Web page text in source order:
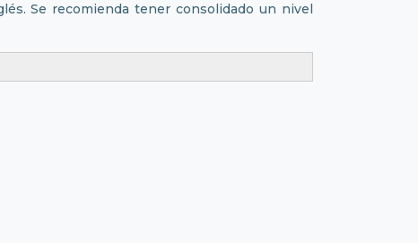
Se recomienda tener consolidado un nivel